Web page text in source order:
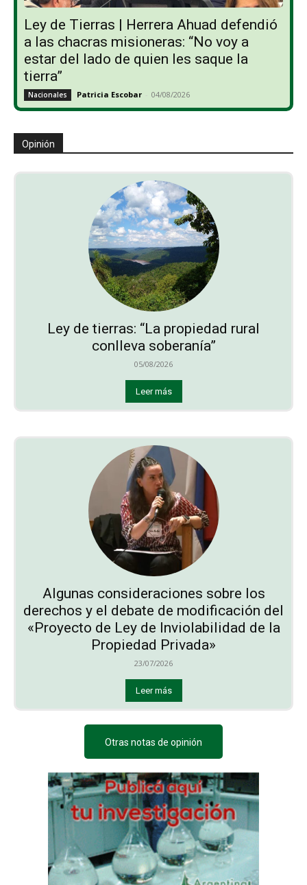
Ley de Tierras | Herrera Ahuad defendió
a las chacras misioneras: “No voy a
estar del lado de quien les saque la
tierra”
Nacionales Patricia Escobar - 04/08/2026
Opinión
Ley de tierras: “La propiedad rural
conlleva soberanía”
05/08/2026
Leer más
Algunas consideraciones sobre los
derechos y el debate de modificación del
«Proyecto de Ley de Inviolabilidad de la
Propiedad Privada»
23/07/2026
Leer más
Otras notas de opinión